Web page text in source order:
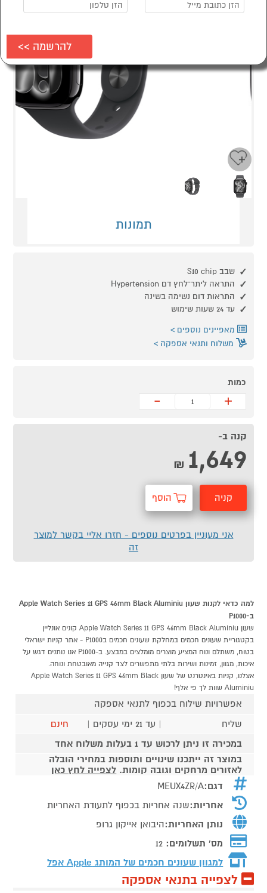
תמונות
שבב S10 chip
התראה ליתר־לחץ דם Hypertension
התראות דום נשימה בשינה
עד 24 שעות שימוש
מאפיינים נוספים
משלוח ותנאי אספקה
כמות
+
-
קנה ב-
1,649
₪
קניה הוסף
אני מעוניין בפרטים נוספים - חזרו אליי בקשר למוצר
זה
למה כדאי לקנות שעון Apple Watch Series 11 GPS 46mm Black Aluminiu
ב-P1000
שעון Apple Watch Series 11 GPS 46mm Black Aluminiu קונים אונליין
בקטגוריית שעונים חכמים במחלקת שעונים חכמים בP1000 - אתר קניות ישראלי
בטוח, משתלם ונוח המציע מוצרים מומלצים במבצע. ב-P1000 אנו נותנים דגש על
איכות, מגוון, זמינות ושירות בלתי מתפשרים לצד קנייה מאובטחת ונוחה.
אצלנו, קניות באינטרנט של שעון Apple Watch Series 11 GPS 46mm Black
Aluminiu שוות לך פי אלף!
אפשרויות שילוח בכפוף לתנאי אספקה
שליח
| עד 21 ימי עסקים |
חינם
במכירה זו ניתן לרכוש עד 1 בעלות משלוח אחד
במוצר זה ייתכנו שינויים ותוספות במחירי הובלה
לאזורים מרחקים וגובה קומות. לצפייה לחץ כאן
דגם:MEUX4ZR/A
אחריות:שנה אחריות בכפוף לתעודת האחריות
נותן האחריות:היבואן אייקון גרופ
מס' תשלומים: 12
למגוון שעונים חכמים של המותג Apple אפל
לצפייה בתנאי אספקה